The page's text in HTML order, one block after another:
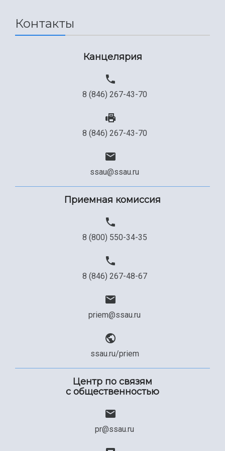
Сведения об образовательной организации
Контакты
Канцелярия
8 (846) 267-43-70
8 (846) 267-43-70
ssau@ssau.ru
Приемная комиссия
8 (800) 550-34-35
8 (846) 267-48-67
priem@ssau.ru
ssau.ru/priem
Центр по связям
с общественностью
pr@ssau.ru